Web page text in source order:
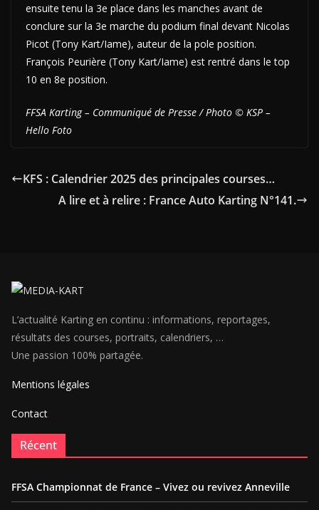
ensuite tenu la 3e place dans les manches avant de
conclure sur la 3e marche du podium final devant Nicolas
Picot (Tony Kart/Iame), auteur de la pole position.
François Peurière (Tony Kart/Iame) est rentré dans le top
10 en 8e position.
FFSA Karting – Communiqué de Presse / Photo © KSP –
Hello Foto
KFS : Calendrier 2025 des principales courses…
A lire et à relire : France Auto Karting N°141.
L’actualité Karting en continu : informations, reportages,
résultats des courses, portraits, calendriers, …
Une passion 100% partagée.
Mentions légales
Contact
Récent
FFSA Championnat de France – Vivez ou revivez Anneville